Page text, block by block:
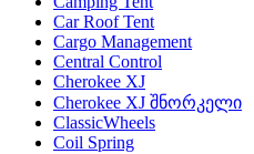
Car Roof Tent
Cargo Management
Central Control
Cherokee XJ
Cherokee XJ შნორკელი
ClassicWheels
Coil Spring